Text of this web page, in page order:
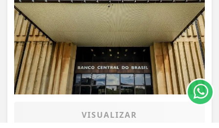
VISUALIZAR
Termos de Uso e Privacidade
Esse site utiliza cookies para melhorar sua
experiência de navegação. Ao continuar o acesso,
entendemos que você concorda com nossos Termos
de Uso e Privacidade.
PARA MAIS INFORMAÇÕES,ACESSE NOSSOS TERMOS
CLICANDO AQUI